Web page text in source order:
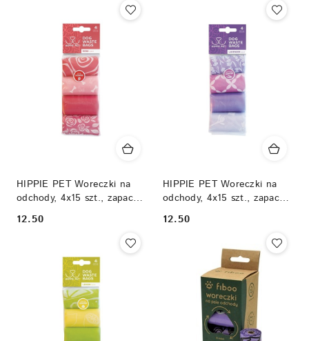
HIPPIE PET Woreczki na
odchody, 4x15 szt., zapach
różany
Cena:
12.50
HIPPIE PET Woreczki na
odchody, 4x15 szt., zapach
lawendowy
Cena:
12.50